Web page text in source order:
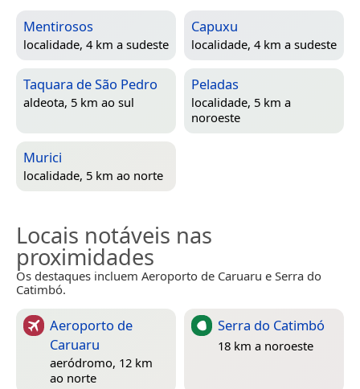
Mentirosos
localidade, 4 km a sudeste
Capuxu
localidade, 4 km a sudeste
Taquara de São Pedro
aldeota, 5 km ao sul
Peladas
localidade, 5 km a
noroeste
Murici
localidade, 5 km ao norte
Locais notáveis nas
proximidades
Os destaques incluem Aeroporto de Caruaru e Serra do
Catimbó.
Aeroporto de
Caruaru
aeródromo, 12 km
ao norte
Serra do Catimbó
18 km a noroeste